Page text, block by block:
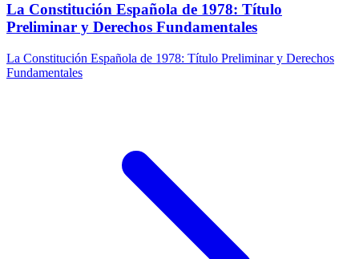
La Constitución Española de 1978: Título
Preliminar y Derechos Fundamentales
La Constitución Española de 1978: Título Preliminar y Derechos
Fundamentales